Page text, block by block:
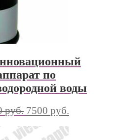
по
воды
руб. 7500 руб.